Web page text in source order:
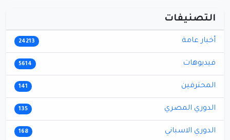
التصنيفات
أخبار عامة 24213
فيديوهات 5614
المحترفين 141
الدوري المصري 135
الدوري الاسباني 168